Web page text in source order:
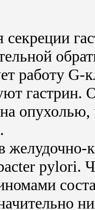
работу G-
гастрин.
желудочно-
pylori.